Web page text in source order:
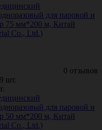
для паровой и
75 мм*200 м, Китай
Co., Ltd.)
0 отзывов
шт.
для паровой и
50 мм*200 м, Китай
Co., Ltd.)